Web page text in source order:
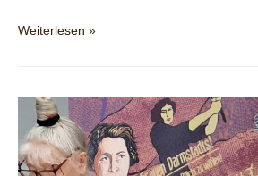
2026
Arheilgen
Weiterlesen »